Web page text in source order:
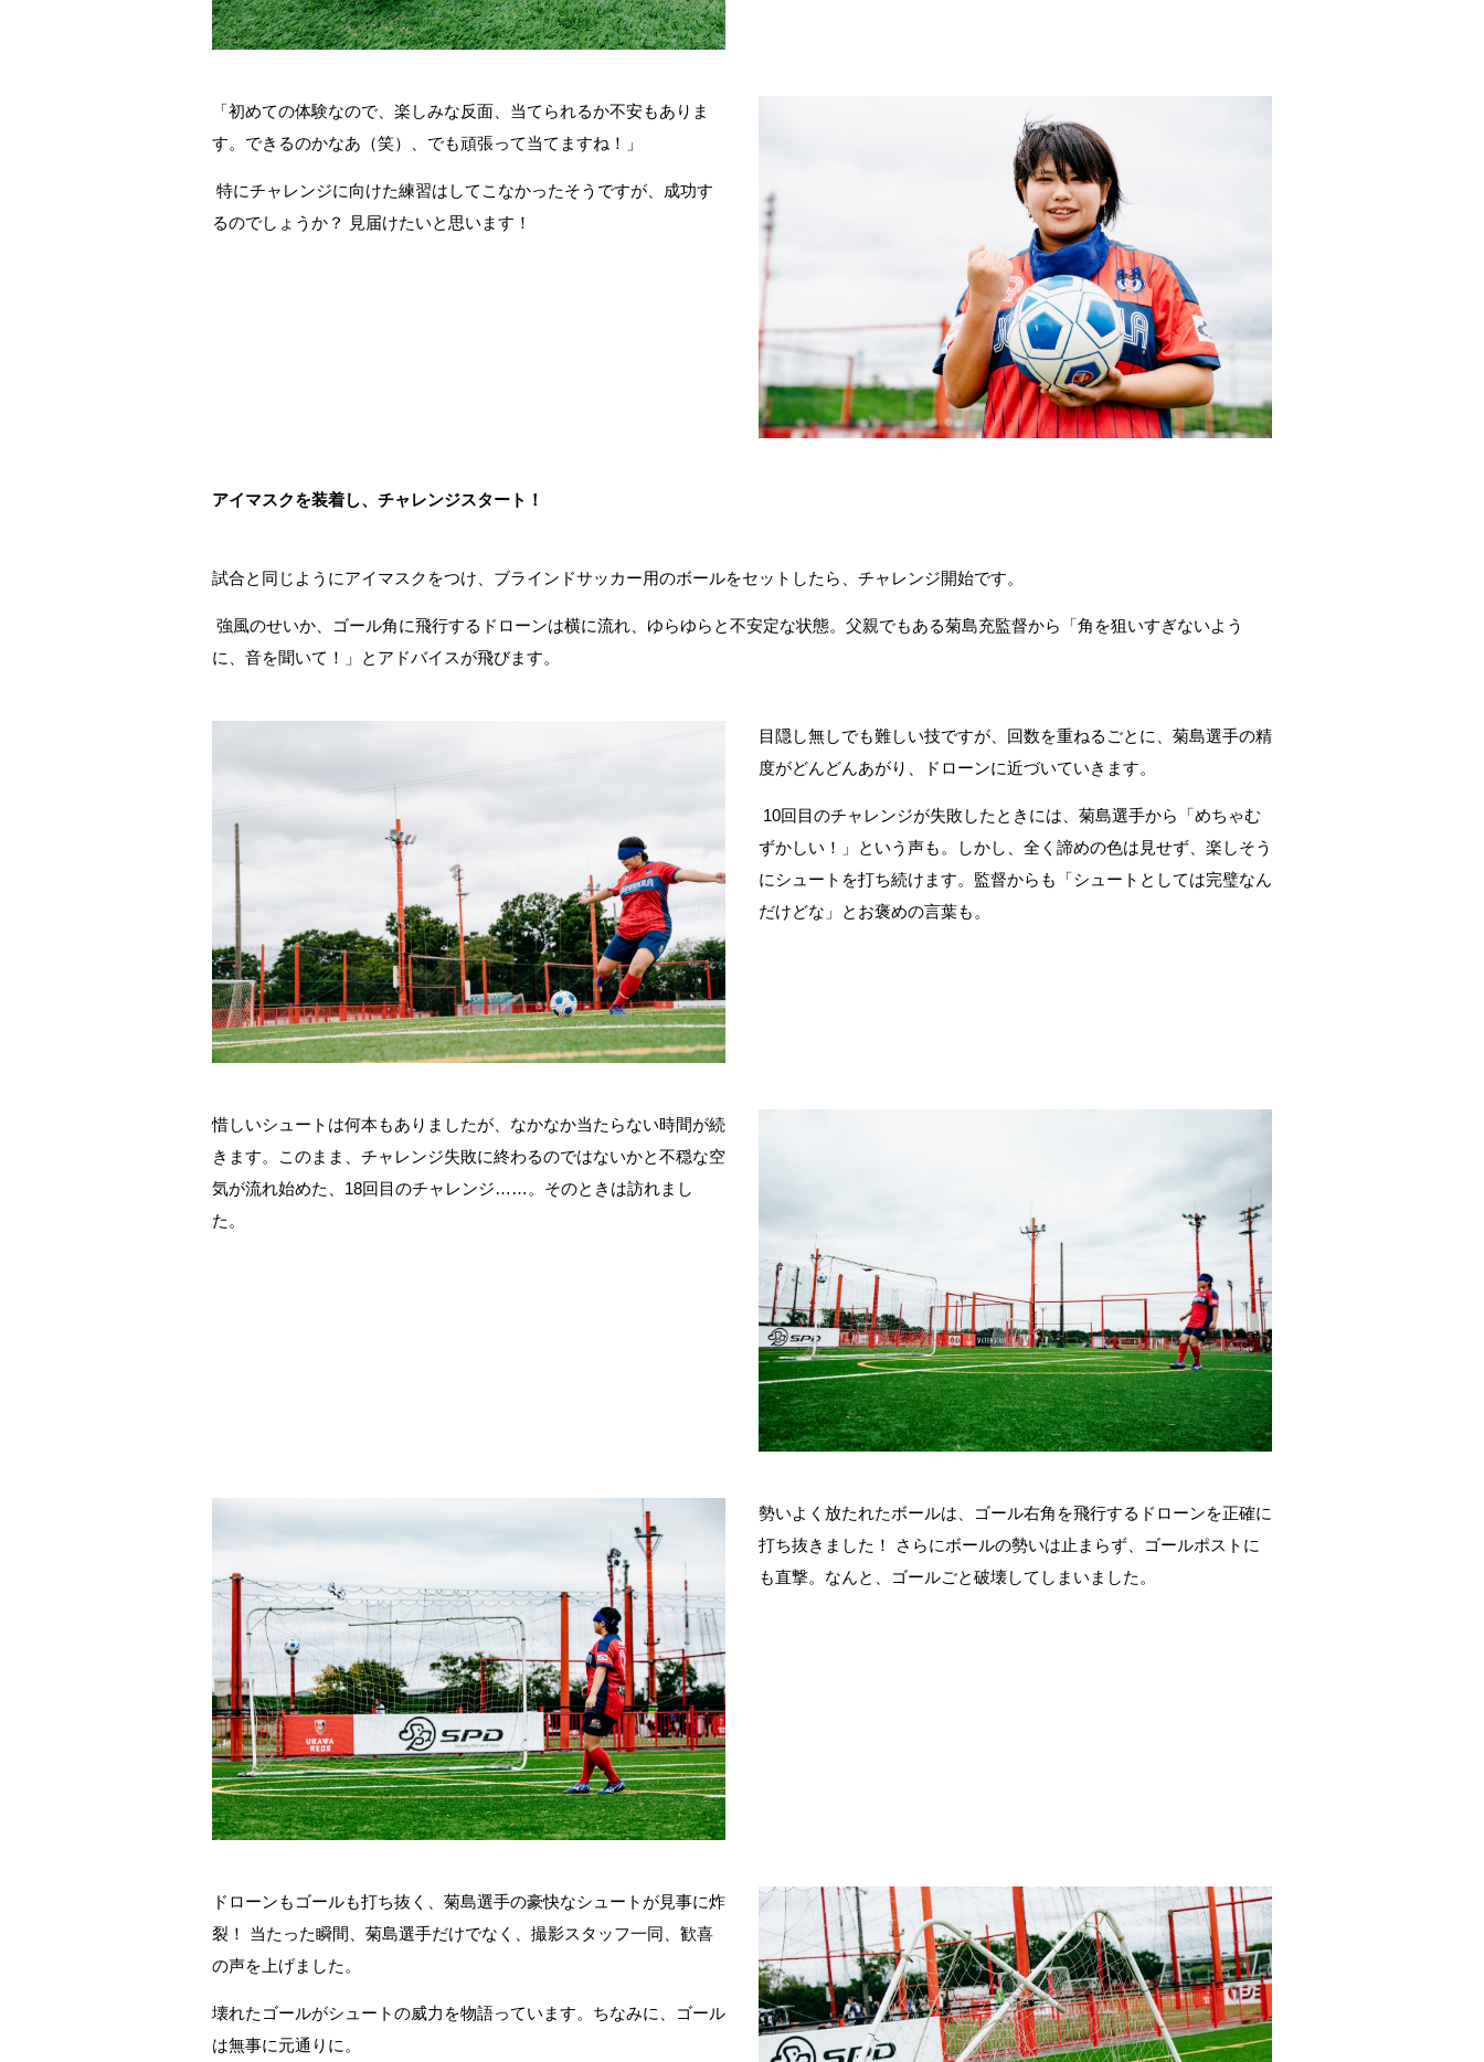
「初めての体験なので、楽しみな反面、当てられるか不安もありま
す。できるのかなあ（笑）、でも頑張って当てますね！」
特にチャレンジに向けた練習はしてこなかったそうですが、成功す
るのでしょうか？ 見届けたいと思います！
アイマスクを装着し、チャレンジスタート！
試合と同じようにアイマスクをつけ、ブラインドサッカー用のボールをセットしたら、チャレンジ開始です。
強風のせいか、ゴール角に飛行するドローンは横に流れ、ゆらゆらと不安定な状態。父親でもある菊島充監督から「角を狙いすぎないよう
に、音を聞いて！」とアドバイスが飛びます。
目隠し無しでも難しい技ですが、回数を重ねるごとに、菊島選手の精
度がどんどんあがり、ドローンに近づいていきます。
10回目のチャレンジが失敗したときには、菊島選手から「めちゃむ
ずかしい！」という声も。しかし、全く諦めの色は見せず、楽しそう
にシュートを打ち続けます。監督からも「シュートとしては完璧なん
だけどな」とお褒めの言葉も。
惜しいシュートは何本もありましたが、なかなか当たらない時間が続
きます。このまま、チャレンジ失敗に終わるのではないかと不穏な空
気が流れ始めた、 18回目のチャレンジ……。そのときは訪れまし
た。
勢いよく放たれたボールは、ゴール右角を飛行するドローンを正確に
打ち抜きました！ さらにボールの勢いは止まらず、ゴールポストに
も直撃。なんと、ゴールごと破壊してしまいました。
ドローンもゴールも打ち抜く、菊島選手の豪快なシュートが見事に炸
裂！ 当たった瞬間、菊島選手だけでなく、撮影スタッフ一同、歓喜
の声を上げました。
壊れたゴールがシュートの威力を物語っています。ちなみに、ゴール
は無事に元通りに。